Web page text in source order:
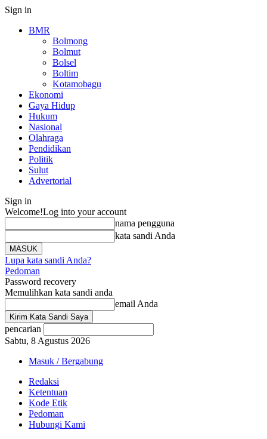
Sign in
BMR
Bolmong
Bolmut
Bolsel
Boltim
Kotamobagu
Ekonomi
Gaya Hidup
Hukum
Nasional
Olahraga
Pendidikan
Politik
Sulut
Advertorial
Sign in
Welcome!Log into your account
nama pengguna
kata sandi Anda
Lupa kata sandi Anda?
Pedoman
Password recovery
Memulihkan kata sandi anda
email Anda
pencarian
Sabtu, 8 Agustus 2026
Masuk / Bergabung
Redaksi
Ketentuan
Kode Etik
Pedoman
Hubungi Kami